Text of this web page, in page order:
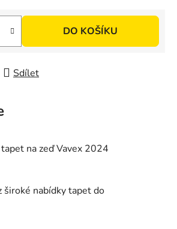
DO KOŠÍKU
Sdílet
na zeď Vavex 2024
široké nabídky tapet do